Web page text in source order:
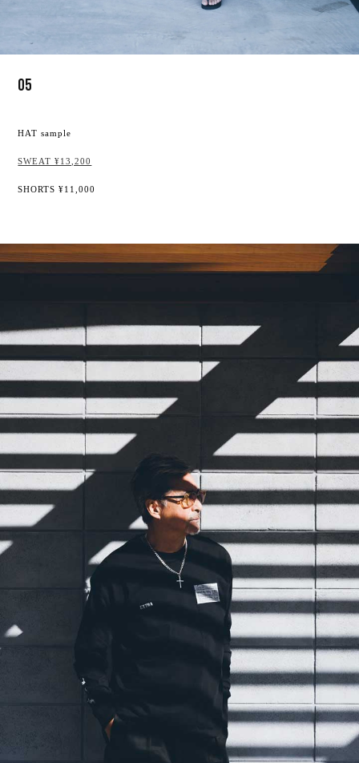
05
HAT sample
SWEAT ¥13,200
SHORTS ¥11,000